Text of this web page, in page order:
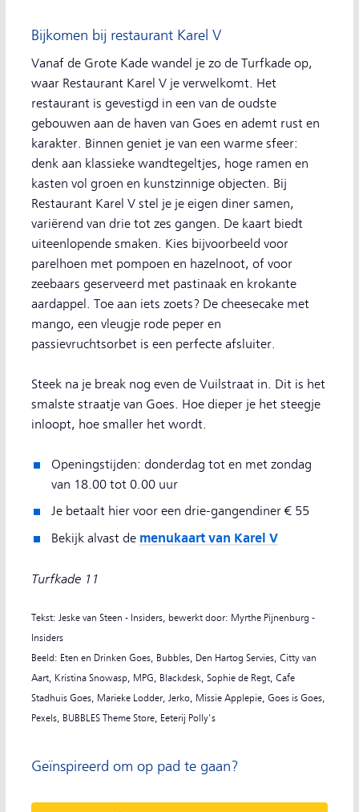
Bijkomen bij restaurant Karel V
Vanaf de Grote Kade wandel je zo de Turfkade op,
waar Restaurant Karel V je verwelkomt. Het
restaurant is gevestigd in een van de oudste
gebouwen aan de haven van Goes en ademt rust en
karakter. Binnen geniet je van een warme sfeer:
denk aan klassieke wandtegeltjes, hoge ramen en
kasten vol groen en kunstzinnige objecten. Bij
Restaurant Karel V stel je je eigen diner samen,
variërend van drie tot zes gangen. De kaart biedt
uiteenlopende smaken. Kies bijvoorbeeld voor
parelhoen met pompoen en hazelnoot, of voor
zeebaars geserveerd met pastinaak en krokante
aardappel. Toe aan iets zoets? De cheesecake met
mango, een vleugje rode peper en
passievruchtsorbet is een perfecte afsluiter.
Steek na je break nog even de Vuilstraat in. Dit is het
smalste straatje van Goes. Hoe dieper je het steegje
inloopt, hoe smaller het wordt.
Openingstijden: donderdag tot en met zondag
van 18.00 tot 0.00 uur
Je betaalt hier voor een drie-gangendiner € 55
Bekijk alvast de menukaart van Karel V
Turfkade 11
Tekst: Jeske van Steen - Insiders, bewerkt door: Myrthe Pijnenburg -
Insiders
Beeld: Eten en Drinken Goes, Bubbles, Den Hartog Servies, Citty van
Aart, Kristina Snowasp, MPG, Blackdesk, Sophie de Regt, Cafe
Stadhuis Goes, Marieke Lodder, Jerko, Missie Applepie, Goes is Goes,
Pexels, BUBBLES Theme Store, Eeterij Polly's
Geïnspireerd om op pad te gaan?